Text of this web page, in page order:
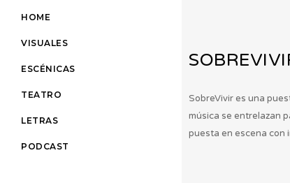
HOME
VISUALES
ESCÉNICAS
TEATRO
LETRAS
PODCAST
SobreVivir es una
música se entrelazan
puesta en escena con